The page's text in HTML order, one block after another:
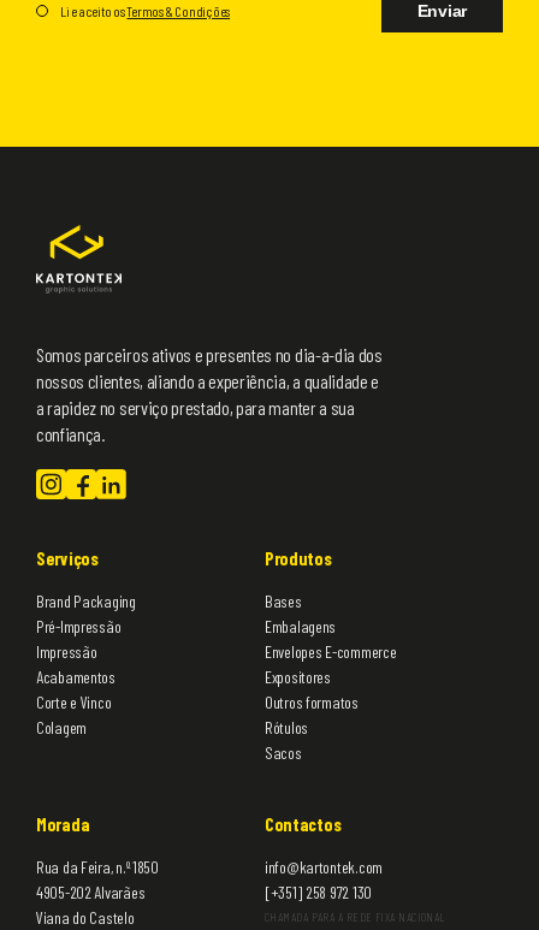
Li e aceito osTermos & Condições Enviar
Somos parceiros ativos e presentes no dia-a-dia dos
nossos clientes, aliando a experiência, a qualidade e
a rapidez no serviço prestado, para manter a sua
confiança.
Serviços
Brand Packaging
Pré-Impressão
Impressão
Acabamentos
Corte e Vinco
Colagem
Produtos
Bases
Embalagens
Envelopes E-commerce
Expositores
Outros formatos
Rótulos
Sacos
Morada
Rua da Feira, n.º 1850
4905-202 Alvarães
Viana do Castelo
Contactos
info@kartontek.com
[+351] 258 972 130
CHAMADA PARA A REDE FIXA NACIONAL